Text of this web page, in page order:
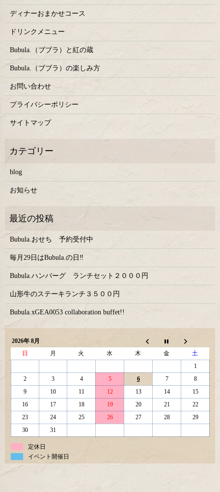
ディナーおまかせコース
ドリンクメニュー
Bubula.（ブブラ）と紅の蔵
Bubula.（ブブラ）の楽しみ方
お問い合わせ
プライバシーポリシー
サイトマップ
blog
お知らせ
Bubula.おせち 予約受付中
毎月29日はBubula.の日‼
Bubula.ハンバーグ ランチセット２０００円
山形牛のステーキランチ３５００円
Bubula.xGEA0053 collaboration buffet!!
2026年 8月
日
月 火 水 木 金
土
1
2
3 4 5 6 7
8
9
10 11 12 13 14
15
16
17 18 19 20 21
22
23
24 25 26 27 28
29
30
31
定休日
イベント開催日